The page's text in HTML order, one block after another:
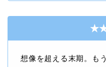
想像を超える末期。も